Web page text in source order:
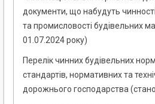
документи, що набудуть
та промисловості будівельних
01.07.2024 року)
Перелік чинних будівельних
стандартів, нормативних та
дорожнього господарства